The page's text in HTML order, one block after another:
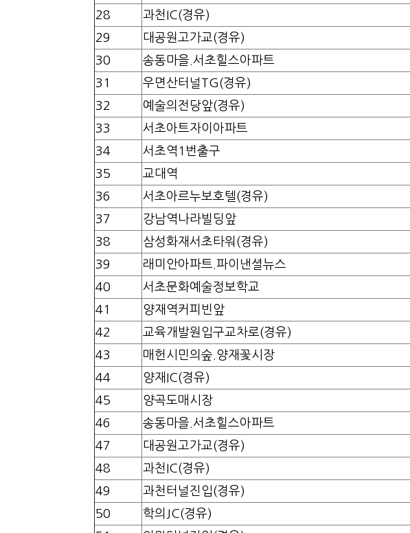
28
과천IC(경유)
29
대공원고가교(경유)
30
송동마을.서초힐스아파트
31
우면산터널TG(경유)
32
예술의전당앞(경유)
33
서초아트자이아파트
34
서초역1번출구
35
교대역
36
서초아르누보호텔(경유)
37
강남역나라빌딩앞
38
삼성화재서초타워(경유)
39
래미안아파트.파이낸셜뉴스
40
서초문화예술정보학교
41
양재역커피빈앞
42
교육개발원입구교차로(경유)
43
매헌시민의숲.양재꽃시장
44
양재IC(경유)
45
양곡도매시장
46
송동마을.서초힐스아파트
47
대공원고가교(경유)
48
과천IC(경유)
49
과천터널진입(경유)
50
학의JC(경유)